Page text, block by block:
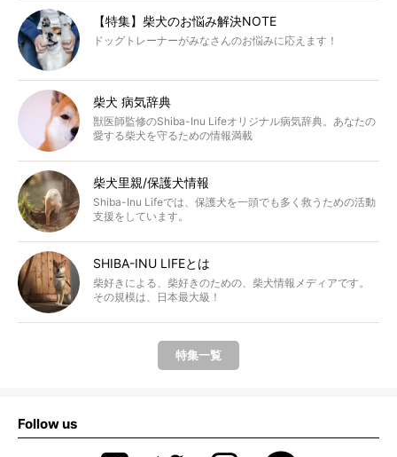
【特集】柴犬のお悩み解決NOTE
ドッグトレーナーがみなさんのお悩みに応えます！
柴犬 病気辞典
獣医師監修のShiba-Inu Lifeオリジナル病気辞典。あなたの
愛する柴犬を守るための情報満載
柴犬里親/保護犬情報
Shiba-Inu Lifeでは、保護犬を一頭でも多く救うための活動
支援をしています。
SHIBA-INU LIFEとは
柴好きによる、柴好きのための、柴犬情報メディアです。
その規模は、日本最大級！
特集一覧
Follow us